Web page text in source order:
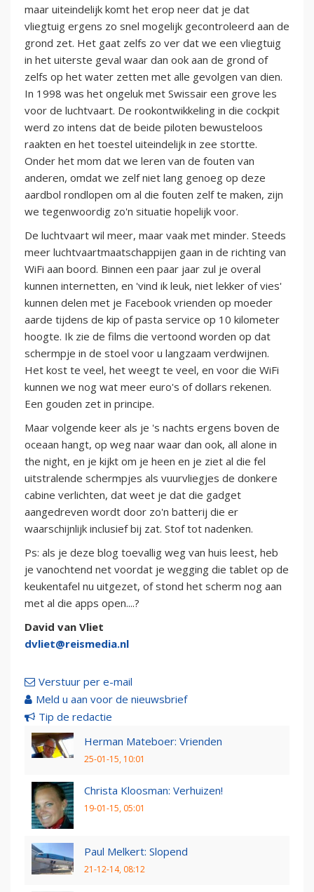
maar uiteindelijk komt het erop neer dat je dat
vliegtuig ergens zo snel mogelijk gecontroleerd aan de
grond zet. Het gaat zelfs zo ver dat we een vliegtuig
in het uiterste geval waar dan ook aan de grond of
zelfs op het water zetten met alle gevolgen van dien.
In 1998 was het ongeluk met Swissair een grove les
voor de luchtvaart. De rookontwikkeling in die cockpit
werd zo intens dat de beide piloten bewusteloos
raakten en het toestel uiteindelijk in zee stortte.
Onder het mom dat we leren van de fouten van
anderen, omdat we zelf niet lang genoeg op deze
aardbol rondlopen om al die fouten zelf te maken, zijn
we tegenwoordig zo'n situatie hopelijk voor.
De luchtvaart wil meer, maar vaak met minder. Steeds
meer luchtvaartmaatschappijen gaan in de richting van
WiFi aan boord. Binnen een paar jaar zul je overal
kunnen internetten, en 'vind ik leuk, niet lekker of vies'
kunnen delen met je Facebook vrienden op moeder
aarde tijdens de kip of pasta service op 10 kilometer
hoogte. Ik zie de films die vertoond worden op dat
schermpje in de stoel voor u langzaam verdwijnen.
Het kost te veel, het weegt te veel, en voor die WiFi
kunnen we nog wat meer euro's of dollars rekenen.
Een gouden zet in principe.
Maar volgende keer als je 's nachts ergens boven de
oceaan hangt, op weg naar waar dan ook, all alone in
the night, en je kijkt om je heen en je ziet al die fel
uitstralende schermpjes als vuurvliegjes de donkere
cabine verlichten, dat weet je dat die gadget
aangedreven wordt door zo'n batterij die er
waarschijnlijk inclusief bij zat. Stof tot nadenken.
Ps: als je deze blog toevallig weg van huis leest, heb
je vanochtend net voordat je wegging die tablet op de
keukentafel nu uitgezet, of stond het scherm nog aan
met al die apps open....?
David van Vliet
dvliet@reismedia.nl
Verstuur per e-mail
Meld u aan voor de nieuwsbrief
Tip de redactie
Herman Mateboer: Vrienden
25-01-15, 10:01
Christa Kloosman: Verhuizen!
19-01-15, 05:01
Paul Melkert: Slopend
21-12-14, 08:12